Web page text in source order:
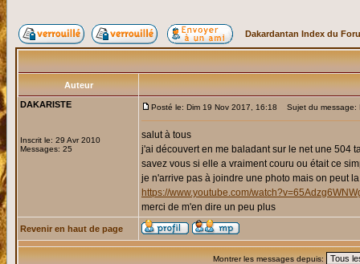
Dakardantan Index du
Auteur
DAKARISTE
Inscrit le: 29 Avr 2010
Messages: 25
Posté le: Dim 19 Nov 2017, 16:18 Sujet du message:
salut à tous
j'ai découvert en me baladant sur le net une 504
savez vous si elle a vraiment couru ou était ce
je n'arrive pas à joindre une photo mais on peut
https://www.youtube.com/
merci de m'en dire un peu plus
Revenir en haut de page
Montrer les messages depuis: